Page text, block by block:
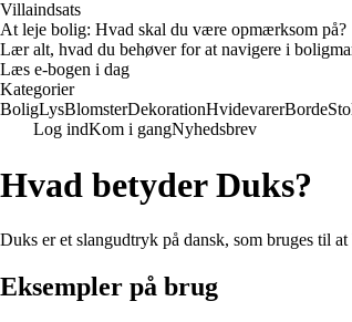
Villaindsats
At leje bolig: Hvad skal du være opmærksom på?
Lær alt, hvad du behøver for at navigere i
Læs e-bogen i dag
Kategorier
BoligLysBlomsterDekorationHvidevarerBorde
Log indKom i gangNyhedsbrev
Hvad betyder Duks?
Duks er et slangudtryk på dansk, som bruges til
Eksempler på brug